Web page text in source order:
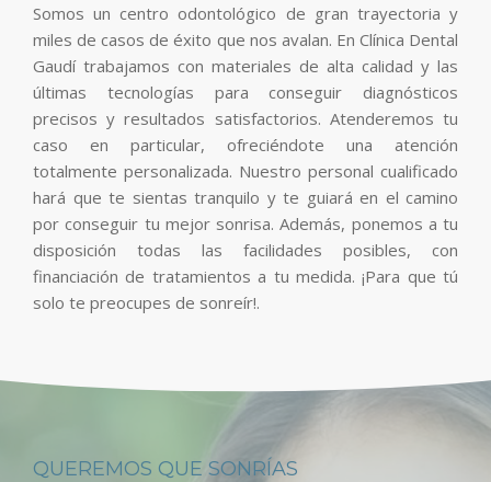
Somos un centro odontológico de gran trayectoria y
miles de casos de éxito que nos avalan. En Clínica Dental
Gaudí trabajamos con materiales de alta calidad y las
últimas tecnologías para conseguir diagnósticos
precisos y resultados satisfactorios. Atenderemos tu
caso en particular, ofreciéndote una atención
totalmente personalizada. Nuestro personal cualificado
hará que te sientas tranquilo y te guiará en el camino
por conseguir tu mejor sonrisa. Además, ponemos a tu
disposición todas las facilidades posibles, con
financiación de tratamientos a tu medida. ¡Para que tú
solo te preocupes de sonreír!.
QUEREMOS QUE SONRÍAS